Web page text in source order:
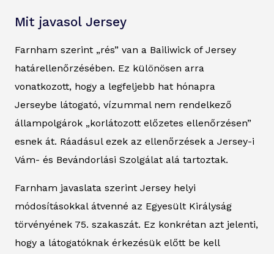
Mit javasol Jersey
Farnham szerint „rés” van a Bailiwick of Jersey
határellenőrzésében. Ez különösen arra
vonatkozott, hogy a legfeljebb hat hónapra
Jerseybe látogató, vízummal nem rendelkező
állampolgárok „korlátozott előzetes ellenőrzésen”
esnek át. Ráadásul ezek az ellenőrzések a Jersey-i
Vám- és Bevándorlási Szolgálat alá tartoztak.
Farnham javaslata szerint Jersey helyi
módosításokkal átvenné az Egyesült Királyság
törvényének 75. szakaszát. Ez konkrétan azt jelenti,
hogy a látogatóknak érkezésük előtt be kell